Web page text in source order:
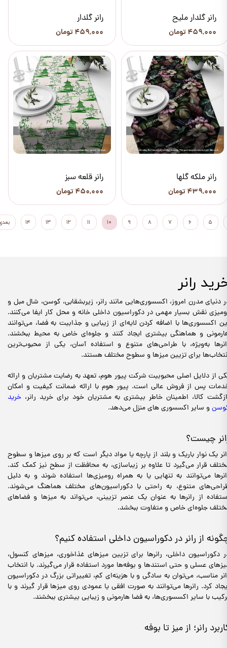
رانر گلدار ملیح
۴۵۹,۰۰۰ تومان
رانر گلدار
۴۵۹,۰۰۰ تومان
رانر ملکه گلها
۴۳۹,۰۰۰ تومان
رانر قلعه سبز
۴۵۰,۰۰۰ تومان
۵ ۶ ۷ ۸ ۹ ۱۰ ۱۱ ۱۲ ۱۳ ۱۴
رانر
دنیای مدرن امروز، اکسسوری‌هایی مانند رانر، زیربشقابی، کوسن، شال مبل و
نقش بسیار مهمی در دکوراسیون داخلی خانه و محل کار ایفا می‌کنند.
اکسسوری‌ها با اضافه کردن لایه‌ای از زیبایی و جذابیت به فضا، می‌توانند
و هماهنگی بیشتری ایجاد کنند و جلوه‌ای خاص به محیط ببخشند.
به‌ویژه، با طراحی‌های متنوع و استفاده آسان، یکی از محبوب‌ترین
برای تزیین میزها و سطوح مختلف هستند.
از دلایل اصلی محبوبیت شرکت پیور هوم، تعهد به رضایت مشتریان و ارائه
پس از فروش عالی است. پیور هوم با ارائه ضمانت کیفیت و امکان
کالا، اطمینان خاطر بیشتری به مشتریان خود برای خرید رانر، خرید
و سایر اکسسوری های منزل می‌دهد.
چیست؟
یک نوار باریک و بلند از پارچه یا مواد دیگر است که بر روی میزها و سطوح
قرار می‌گیرد تا علاوه بر زیباسازی، به محافظت از سطح نیز کمک کند.
می‌توانند به تنهایی یا به همراه رومیزی‌ها استفاده شوند و به دلیل
متنوع، به راحتی با دکوراسیون‌های مختلف هماهنگ می‌شوند.
از رانرها به عنوان یک عنصر تزیینی، می‌تواند به میزها و فضاهای
جلوه‌ای خاص و متفاوت ببخشد.
از رانر در دکوراسیون داخلی استفاده کنیم؟
دکوراسیون داخلی، رانرها برای تزیین میزهای غذاخوری، میزهای کنسول،
عسلی و حتی استندها و بوفه‌ها مورد استفاده قرار می‌گیرند. با انتخاب
مناسب، می‌توان به سادگی و با هزینه‌ای کم، تغییراتی بزرگ در دکوراسیون
کرد. رانرها می‌توانند به صورت افقی یا عمودی روی میزها قرار گیرند و با
با سایر اکسسوری‌ها، به فضا هارمونی و زیبایی بیشتری ببخشند.
رانر؛ از میز تا بوفه